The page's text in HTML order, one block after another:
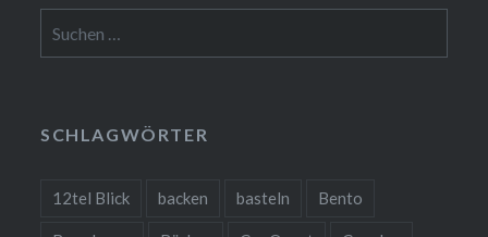
nach:
SCHLAGWÖRTER
12tel Blick backen basteln Bento